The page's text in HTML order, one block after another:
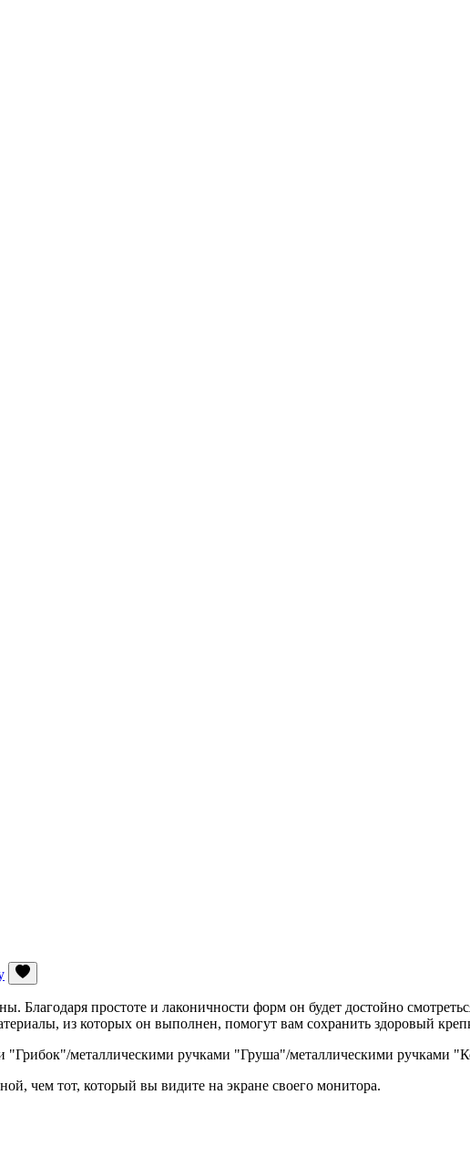
Благодаря простоте и лаконичности форм он будет достойно
из которых он выполнен, помогут вам сохранить здоровый
"Грибок"/металлическими ручками "Груша"/металлическими ручками
чем тот, который вы видите на экране своего монитора.